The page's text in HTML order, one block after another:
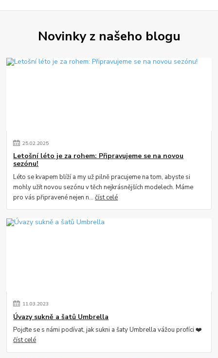
Novinky z našeho blogu
25.02.2025
Letošní léto je za rohem: Připravujeme se na novou
sezónu!
Léto se kvapem blíží a my už pilně pracujeme na tom, abyste si
mohly užít novou sezónu v těch nejkrásnějších modelech. Máme
pro vás připravené nejen n...číst celé
11.03.2023
Úvazy sukně a šatů Umbrella
Pojďte se s námi podívat, jak sukni a šaty Umbrella vážou profíci ❤️
číst celé